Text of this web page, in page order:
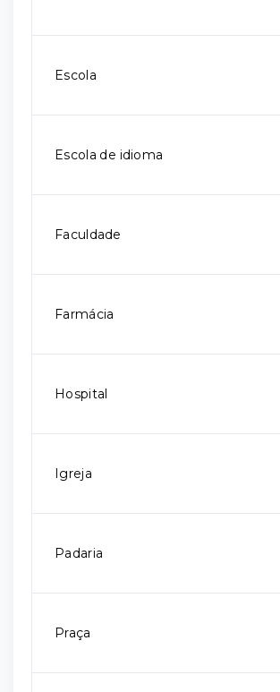
Escola
Escola de idioma
Faculdade
Farmácia
Hospital
Igreja
Padaria
Praça